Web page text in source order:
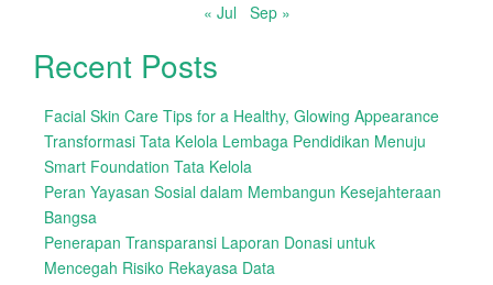
« Jul Sep »
Recent Posts
Facial Skin Care Tips for a Healthy, Glowing Appearance
Transformasi Tata Kelola Lembaga Pendidikan Menuju
Smart Foundation Tata Kelola
Peran Yayasan Sosial dalam Membangun Kesejahteraan
Bangsa
Penerapan Transparansi Laporan Donasi untuk
Mencegah Risiko Rekayasa Data